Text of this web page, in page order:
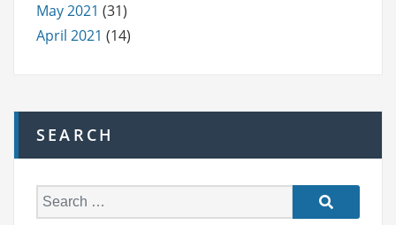
May 2021 (31)
April 2021 (14)
SEARCH
e